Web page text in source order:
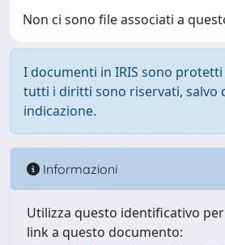
Non ci sono file associati a
I documenti in IRIS sono
tutti i diritti sono riservati, salvo
indicazione.
Informazioni
Utilizza questo identificativo
link a questo documento: